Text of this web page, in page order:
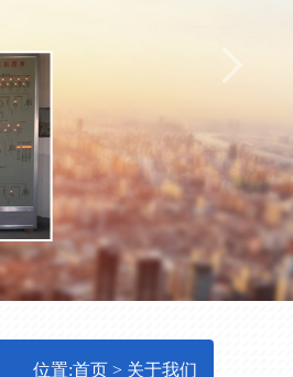
位置:首页 > 关于我们